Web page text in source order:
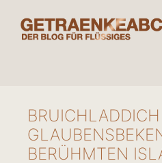
Inhalt
springen
BERÜHMTEN